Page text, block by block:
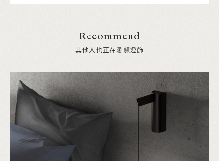
Recommend
其他人也正在瀏覽燈飾